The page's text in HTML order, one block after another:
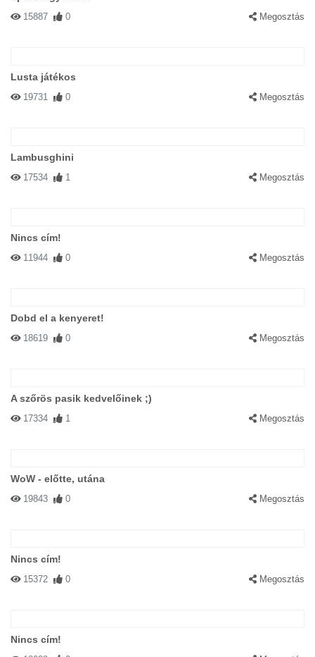
15887 0 Megosztás
Lusta játékos
19731 0 Megosztás
Lambusghini
17534 1 Megosztás
Nincs cím!
11944 0 Megosztás
Dobd el a kenyeret!
18619 0 Megosztás
A szőrös pasik kedvelőinek ;)
17334 1 Megosztás
WoW - előtte, utána
19843 0 Megosztás
Nincs cím!
15372 0 Megosztás
Nincs cím!